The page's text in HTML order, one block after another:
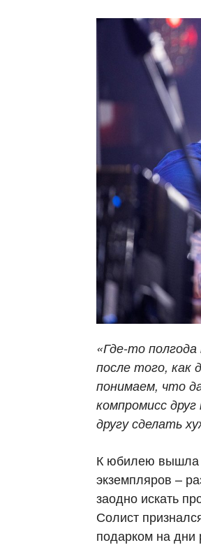
«Где-то
после того, как
понимаем, что
компромисс
другу сделать
К юбилею вышла
экземпляров –
заодно искать
Солист
подарком на дни